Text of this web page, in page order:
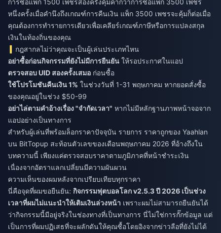
หนึ่งครั้งเมื่อคำนึงถึงเกณฑ์การคืนเงิน แพ็ก 3500 เพชรจะคุ้มก็ต่อเมื่อ
คุณต้องการทำรายการเดียวเพื่อเคลียร์เกณฑ์ภาษีหรือการแปลงสกุล
เงินในท้องถิ่นของคุณ
กฎสากลไม่ว่าคุณจะเป็นผู้เล่นประเภทไหน
อย่าซื้อก่อนกิจกรรมที่ยังไม่มีการยืนยัน ให้รอประกาศในแอป
ตรวจสอบ UID สองครั้งเสมอ ก่อนซื้อ
ใช้โปรโมชันคืนเงิน 1% ในช่วงวันที่ 1-31 พฤษภาคม หากยอดสั่งซื้อ
ของคุณอยู่ในช่วง $50-99
อย่าไล่ตามคำอ้างเรื่อง "จำกัดเวลา" หากไม่มีหลักฐานภาพหน้าจอจาก
แอปอย่างเป็นทางการ
สำหรับผู้เล่นที่พร้อมล็อกราคาปัจจุบัน รายการ ราคาถูกของ Yaahlan
บน BitTopup สะท้อนตัวเลขของเดือนพฤษภาคม 2026 ที่อ้างถึงใน
บทความนี้ เพียงแค่ตรวจสอบราคาตามภูมิภาคที่หน้าชำระเงิน
เนื่องจากอัตราแลกเปลี่ยนมีความผันผวน
ความเห็นของผมหลังจากเปรียบเทียบทุกราคา
นี่คือจุดที่ผมขอยืนยัน: กิจกรรมฟุตบอลโลก v2.5.3 ปี 2026 เป็นช่วง
เวลาที่ผมไม่แนะนำให้เติมเงินล่วงหน้า เพราะผมไม่สามารถยืนยันได้
ว่ากิจกรรมนี้มีอยู่จริงในช่องทางที่เป็นทางการ นี่ไม่ใช่การกั๊กข้อมูล แต่
เป็นการที่ผมปฏิเสธที่จะผลักดันให้คุณซื้อโดยอิงจากข่าวลือที่ยังไม่ได้